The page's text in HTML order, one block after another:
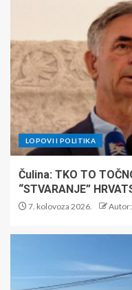
LOPOVI I POLITIKA
Čulina: TKO TO
“STVARANJE”
7. kolovoza 2026. Autor: